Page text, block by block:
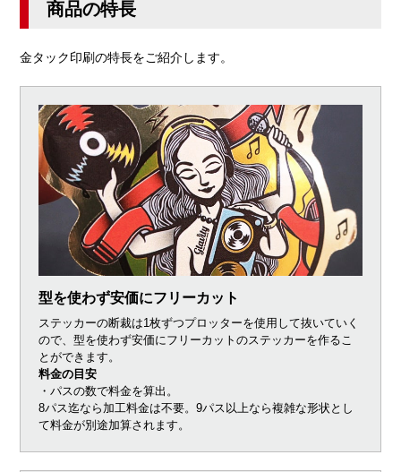
商品の特長
金タック印刷の特長をご紹介します。
型を使わず安価にフリーカット
ステッカーの断裁は1枚ずつプロッターを使用して抜いていく
ので、型を使わず安価にフリーカットのステッカーを作るこ
とができます。
料金の目安
・パスの数で料金を算出。
8パス迄なら加工料金は不要。9パス以上なら複雑な形状とし
て料金が別途加算されます。